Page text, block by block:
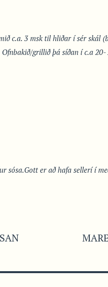
c.a. 3 msk til hliðar í sér skál
grillið þá síðan í c.a
sósa.Gott er að hafa sellerí í